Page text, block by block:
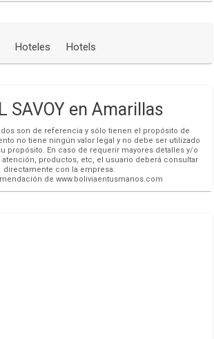
Hoteles Hotels
SAVOY en Amarillas
son de referencia y sólo tienen el propósito de
no tiene ningún valor legal y no debe ser utilizado
propósito. En caso de requerir mayores detalles y/o
productos, etc, el usuario deberá consultar
directamente con la empresa.
de www.boliviaentusmanos.com